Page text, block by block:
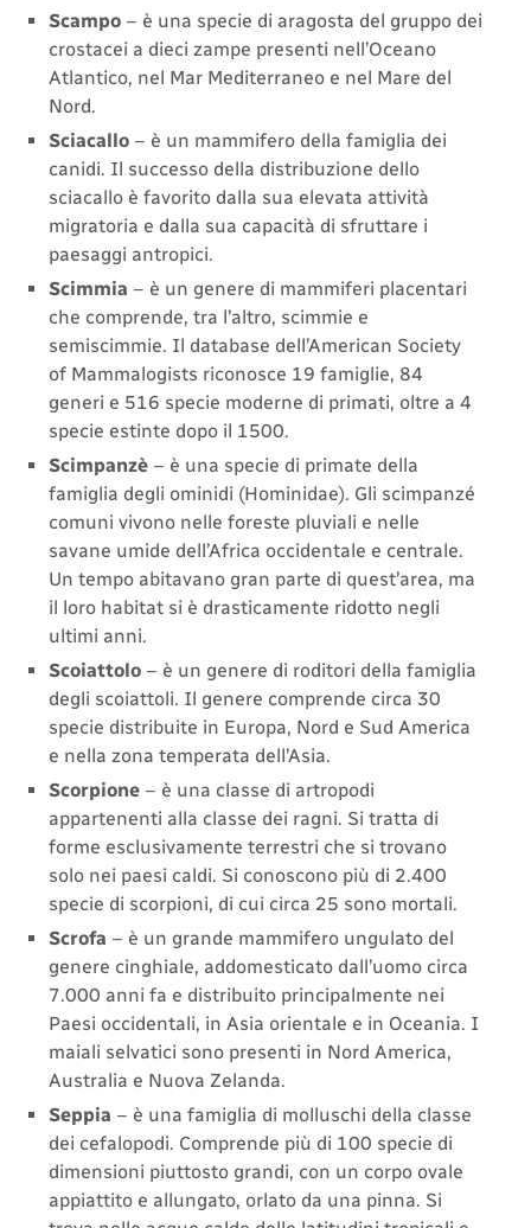
Scampo – è una specie di aragosta del gruppo dei
crostacei a dieci zampe presenti nell’Oceano
Atlantico, nel Mar Mediterraneo e nel Mare del
Nord.
Sciacallo – è un mammifero della famiglia dei
canidi. Il successo della distribuzione dello
sciacallo è favorito dalla sua elevata attività
migratoria e dalla sua capacità di sfruttare i
paesaggi antropici.
Scimmia – è un genere di mammiferi placentari
che comprende, tra l’altro, scimmie e
semiscimmie. Il database dell’American Society
of Mammalogists riconosce 19 famiglie, 84
generi e 516 specie moderne di primati, oltre a 4
specie estinte dopo il 1500.
Scimpanzè – è una specie di primate della
famiglia degli ominidi (Hominidae). Gli scimpanzé
comuni vivono nelle foreste pluviali e nelle
savane umide dell’Africa occidentale e centrale.
Un tempo abitavano gran parte di quest’area, ma
il loro habitat si è drasticamente ridotto negli
ultimi anni.
Scoiattolo – è un genere di roditori della famiglia
degli scoiattoli. Il genere comprende circa 30
specie distribuite in Europa, Nord e Sud America
e nella zona temperata dell’Asia.
Scorpione – è una classe di artropodi
appartenenti alla classe dei ragni. Si tratta di
forme esclusivamente terrestri che si trovano
solo nei paesi caldi. Si conoscono più di 2.400
specie di scorpioni, di cui circa 25 sono mortali.
Scrofa – è un grande mammifero ungulato del
genere cinghiale, addomesticato dall’uomo circa
7.000 anni fa e distribuito principalmente nei
Paesi occidentali, in Asia orientale e in Oceania. I
maiali selvatici sono presenti in Nord America,
Australia e Nuova Zelanda.
Seppia – è una famiglia di molluschi della classe
dei cefalopodi. Comprende più di 100 specie di
dimensioni piuttosto grandi, con un corpo ovale
appiattito e allungato, orlato da una pinna. Si